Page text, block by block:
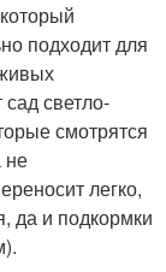
подходит для
светло-
смотрятся
не
легко,
да и подкормки